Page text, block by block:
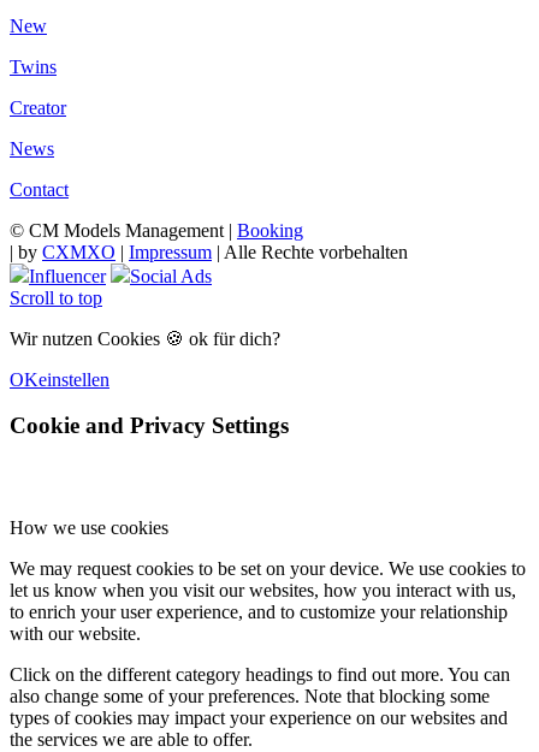
New
Twins
Creator
News
Contact
© CM Models Management | Booking
| by CXMXO | Impressum | Alle Rechte vorbehalten
Influencer
Social Ads
Scroll to top
Wir nutzen Cookies 🍪 ok für dich?
OKeinstellen
Cookie and Privacy Settings
How we use cookies
We may request cookies to be set on your device. We use cookies to
let us know when you visit our websites, how you interact with us,
to enrich your user experience, and to customize your relationship
with our website.
Click on the different category headings to find out more. You can
also change some of your preferences. Note that blocking some
types of cookies may impact your experience on our websites and
the services we are able to offer.